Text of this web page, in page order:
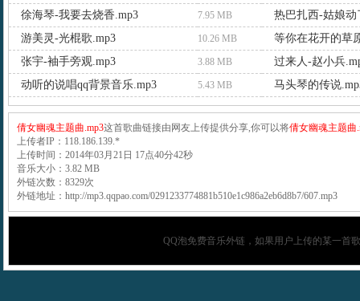
徐海琴-我要去烧香.mp3
7.95 MB
热巴扎西-姑娘动
游美灵-光棍歌.mp3
10.26 MB
等你在花开的草
张宇-袖手旁观.mp3
3.88 MB
过来人-赵小兵
动听的说唱qq背景音乐.mp3
5.43 MB 马头琴的传说
倩女幽魂主题曲.mp3这首歌曲链接由网友上传提供分享,你可以将倩女幽魂主题曲
上传者IP：118.186.139.*
上传时间：2014年03月21日 17点40分42秒
音乐大小：3.82 MB
外链次数：8329次
外链地址：http://mp3.qqpao.com/0291233774881b510e1c986a2eb6d8b7/607.mp3
QQ泡免费音乐外链，如果用户上传的某一首